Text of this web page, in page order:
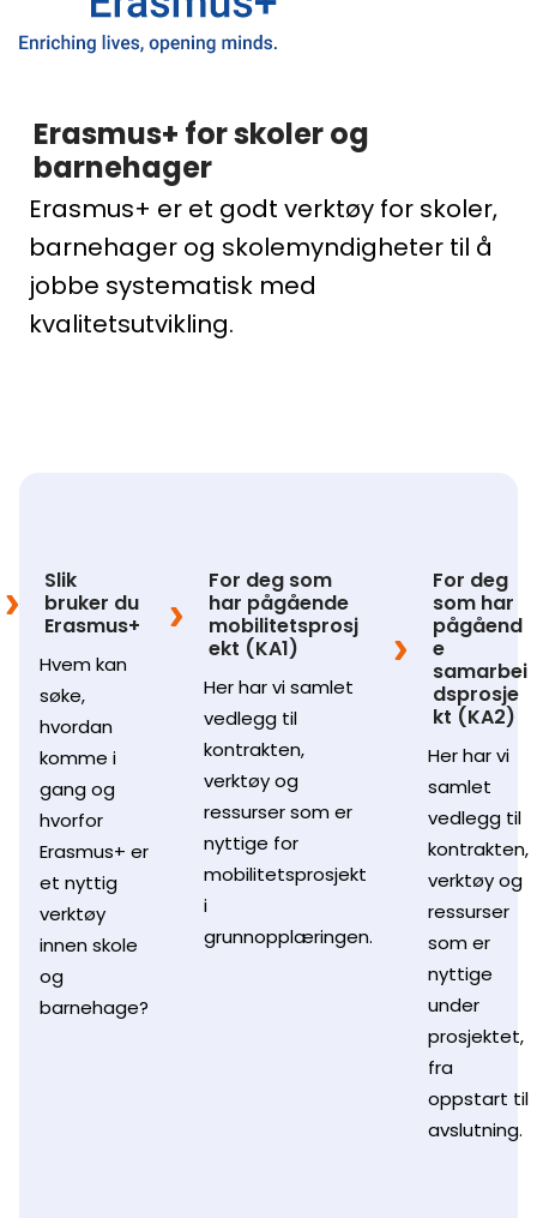
Erasmus+ for skoler og
barnehager
Erasmus+ er et godt verktøy for skoler,
barnehager og skolemyndigheter til å
jobbe systematisk med
kvalitetsutvikling.
Slik
bruker du
Erasmus+
Hvem kan
søke,
hvordan
komme i
gang og
hvorfor
Erasmus+ er
et nyttig
verktøy
innen skole
og
barnehage?
For deg som
har pågående
mobilitetsprosj
ekt (KA1)
Her har vi samlet
vedlegg til
kontrakten,
verktøy og
ressurser som er
nyttige for
mobilitetsprosjekt
i
grunnopplæringen.
For deg
som har
pågåend
e
samarbei
dsprosje
kt (KA2)
Her har vi
samlet
vedlegg til
kontrakten,
verktøy og
ressurser
som er
nyttige
under
prosjektet,
fra
oppstart til
avslutning.